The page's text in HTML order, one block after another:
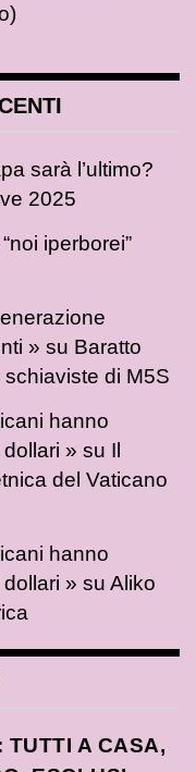
sarà l’ultimo?
2025
iperborei”
» su Baratto
di M5S
hanno
» su Il
del Vaticano
hanno
» su Aliko
TUTTI A CASA,